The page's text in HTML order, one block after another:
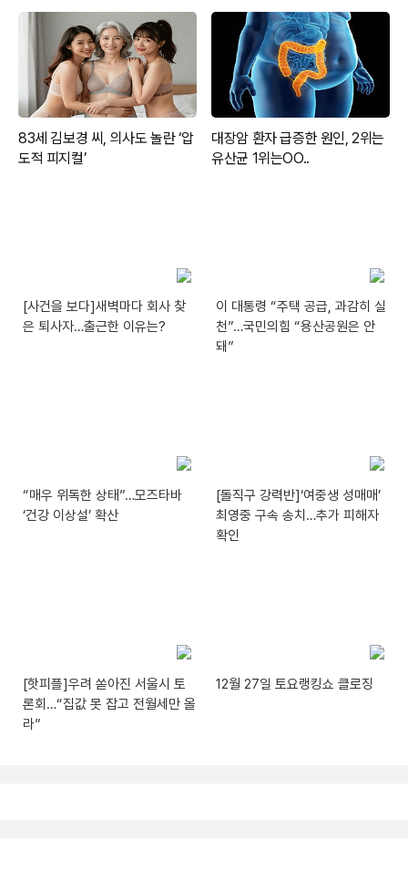
[사건을 보다]새벽마다 회사 찾
은 퇴사자…출근한 이유는?
이 대통령 “주택 공급, 과감히 실
천”…국민의힘 “용산공원은 안
돼”
“매우 위독한 상태”…모즈타바
‘건강 이상설’ 확산
[돌직구 강력반]‘여중생 성매매’
최영중 구속 송치…추가 피해자
확인
[핫피플]우려 쏟아진 서울시 토
론회…“집값 못 잡고 전월세만 올
라”
12월 27일 토요랭킹쇼 클로징